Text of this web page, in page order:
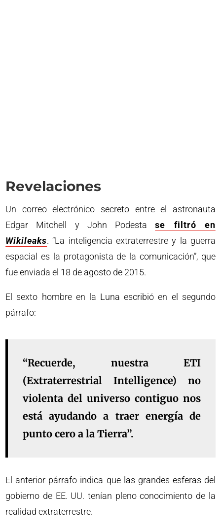
Revelaciones
Un correo electrónico secreto entre el astronauta
Edgar Mitchell y John Podestase filtró en
Wikileaks. “La inteligencia extraterrestre y la guerra
espacial es la protagonista de la comunicación”, que
fue enviada el 18 de agosto de 2015.
El sexto hombre en la Luna escribió en el segundo
párrafo:
“Recuerde, nuestra ETI
(Extraterrestrial Intelligence) no
violenta del universo contiguo nos
está ayudando a traer energía de
punto cero a la Tierra”.
El anterior párrafo indica que las grandes esferas del
gobierno de EE. UU. tenían pleno conocimiento de la
realidad extraterrestre.